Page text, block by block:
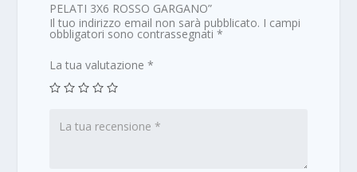
PELATI 3X6 ROSSO GARGANO”
Il tuo indirizzo email non sarà pubblicato. I campi
obbligatori sono contrassegnati*
La tua valutazione*